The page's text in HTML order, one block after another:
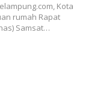
Kota
rumah Rapat
Samsat…